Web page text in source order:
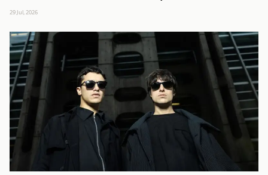
29 Jul, 2026